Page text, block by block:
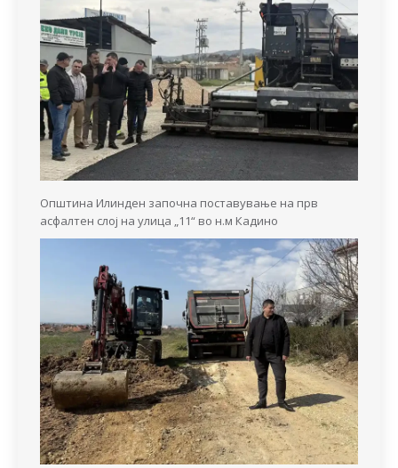
Општина Илинден започна поставување на прв
асфалтен слој на улица „11“ во н.м Кадино